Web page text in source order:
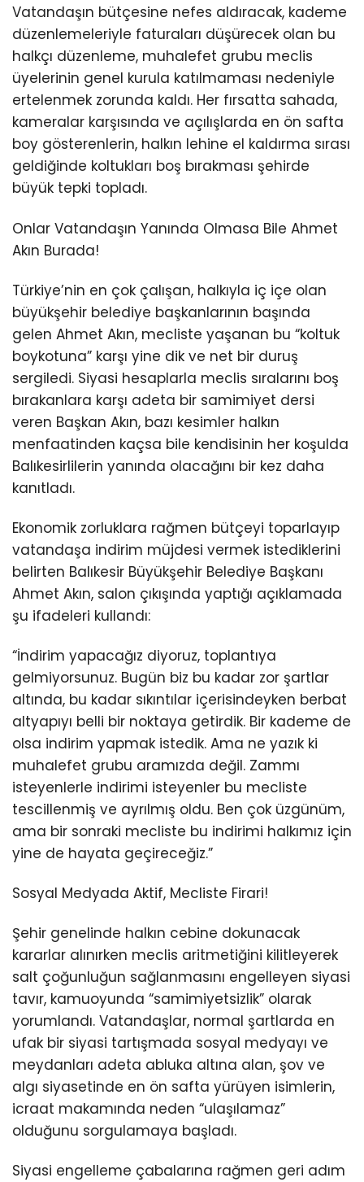
Vatandaşın bütçesine nefes aldıracak, kademe
düzenlemeleriyle faturaları düşürecek olan bu
halkçı düzenleme, muhalefet grubu meclis
üyelerinin genel kurula katılmaması nedeniyle
ertelenmek zorunda kaldı. Her fırsatta sahada,
kameralar karşısında ve açılışlarda en ön safta
boy gösterenlerin, halkın lehine el kaldırma sırası
geldiğinde koltukları boş bırakması şehirde
büyük tepki topladı.
Onlar Vatandaşın Yanında Olmasa Bile Ahmet
Akın Burada!
Türkiye’nin en çok çalışan, halkıyla iç içe olan
büyükşehir belediye başkanlarının başında
gelen Ahmet Akın, mecliste yaşanan bu “koltuk
boykotuna” karşı yine dik ve net bir duruş
sergiledi. Siyasi hesaplarla meclis sıralarını boş
bırakanlara karşı adeta bir samimiyet dersi
veren Başkan Akın, bazı kesimler halkın
menfaatinden kaçsa bile kendisinin her koşulda
Balıkesirlilerin yanında olacağını bir kez daha
kanıtladı.
Ekonomik zorluklara rağmen bütçeyi toparlayıp
vatandaşa indirim müjdesi vermek istediklerini
belirten Balıkesir Büyükşehir Belediye Başkanı
Ahmet Akın, salon çıkışında yaptığı açıklamada
şu ifadeleri kullandı:
“İndirim yapacağız diyoruz, toplantıya
gelmiyorsunuz. Bugün biz bu kadar zor şartlar
altında, bu kadar sıkıntılar içerisindeyken berbat
altyapıyı belli bir noktaya getirdik. Bir kademe de
olsa indirim yapmak istedik. Ama ne yazık ki
muhalefet grubu aramızda değil. Zammı
isteyenlerle indirimi isteyenler bu mecliste
tescillenmiş ve ayrılmış oldu. Ben çok üzgünüm,
ama bir sonraki mecliste bu indirimi halkımız için
yine de hayata geçireceğiz.”
Sosyal Medyada Aktif, Mecliste Firari!
Şehir genelinde halkın cebine dokunacak
kararlar alınırken meclis aritmetiğini kilitleyerek
salt çoğunluğun sağlanmasını engelleyen siyasi
tavır, kamuoyunda “samimiyetsizlik” olarak
yorumlandı. Vatandaşlar, normal şartlarda en
ufak bir siyasi tartışmada sosyal medyayı ve
meydanları adeta abluka altına alan, şov ve
algı siyasetinde en ön safta yürüyen isimlerin,
icraat makamında neden “ulaşılamaz”
olduğunu sorgulamaya başladı.
Siyasi engelleme çabalarına rağmen geri adım